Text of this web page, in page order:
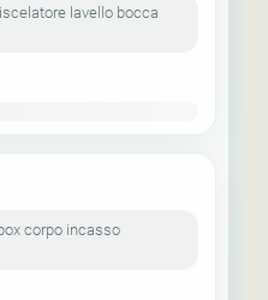
lavello bocca
corpo incasso